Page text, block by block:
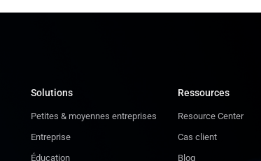
Solutions
Petites & moyennes entreprises
Entreprise
Éducation
Ressources
Resource Center
Cas client
Blog